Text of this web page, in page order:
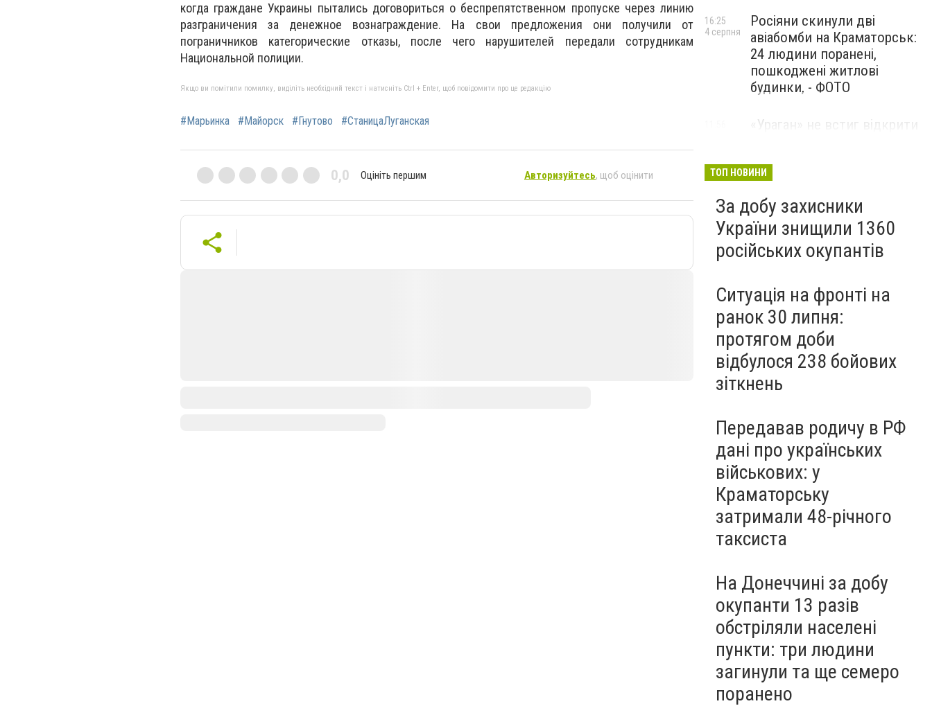
когда граждане Украины пытались договориться о беспрепятственном пропуске через линию
разграничения за денежное вознаграждение. На свои предложения они получили от
пограничников категорические отказы, после чего нарушителей передали сотрудникам
Национальной полиции.
Якщо ви помітили помилку, виділіть необхідний текст і натисніть Ctrl + Enter, щоб повідомити про це редакцію
#Марьинка #Майорск #Гнутово #СтаницаЛуганская
0,0 Оцініть першим Авторизуйтесь, щоб оцінити
Росіяни скинули дві
авіабомби на Краматорськ:
24 людини поранені,
пошкоджені житлові
будинки, - ФОТО
16:25
4 серпня
«Ураган» не встиг відкрити
на Донеччині,- ВІДЕО
ТОП НОВИНИ
За добу захисники
України знищили 1360
російських окупантів
Ситуація на фронті на
ранок 30 липня:
протягом доби
відбулося 238 бойових
зіткнень
Передавав родичу в РФ
дані про українських
військових: у
Краматорську
затримали 48-річного
таксиста
На Донеччині за добу
окупанти 13 разів
обстріляли населені
пункти: три людини
загинули та ще семеро
поранено